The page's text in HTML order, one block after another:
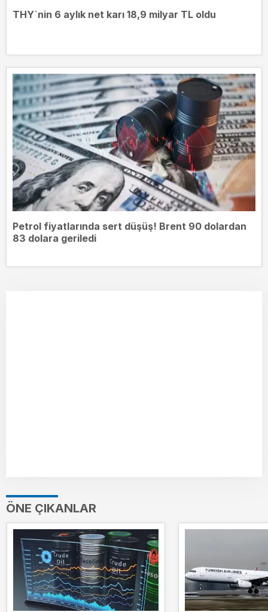
THY`nin 6 aylık net karı 18,9 milyar TL oldu
Petrol fiyatlarında sert düşüş! Brent 90 dolardan
83 dolara geriledi
ÖNE ÇIKANLAR